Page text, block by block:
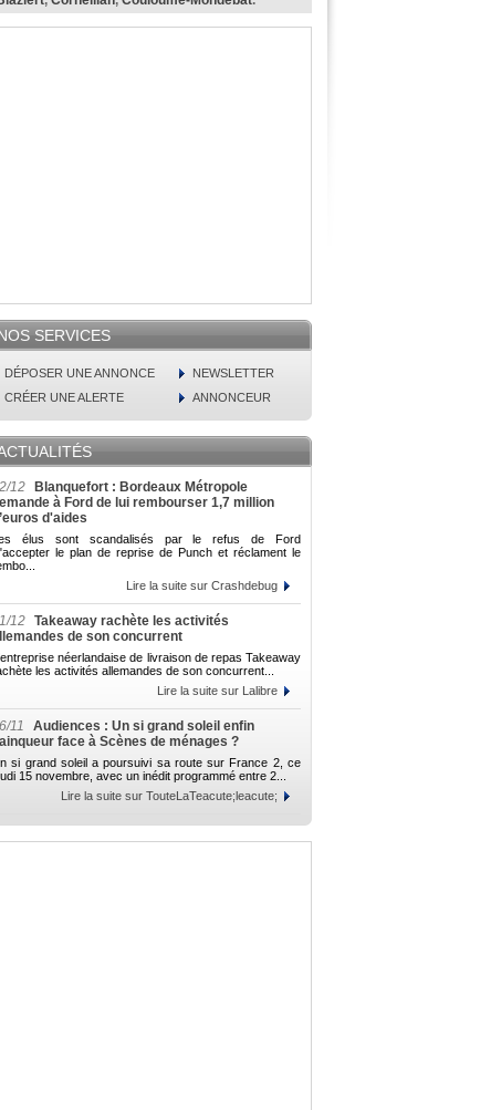
SERVICES
DÉPOSER UNE ANNONCE
NEWSLETTER
CRÉER UNE ALERTE
ANNONCEUR
12
Blanquefort : Bordeaux Métropole
à Ford de lui rembourser 1,7 million
d'aides
élus sont scandalisés par le refus de Ford
le plan de reprise de Punch et réclament le
Lire la suite sur Crashdebug
12 Takeaway rachète les activités
de son concurrent
néerlandaise de livraison de repas Takeaway
les activités allemandes de son concurrent...
Lire la suite sur Lalibre
11
Audiences : Un si grand soleil enfin
face à Scènes de ménages ?
si grand soleil a poursuivi sa route sur France 2, ce
15 novembre, avec un inédit programmé entre 2...
Lire la suite sur TouteLaTeacute;leacute;